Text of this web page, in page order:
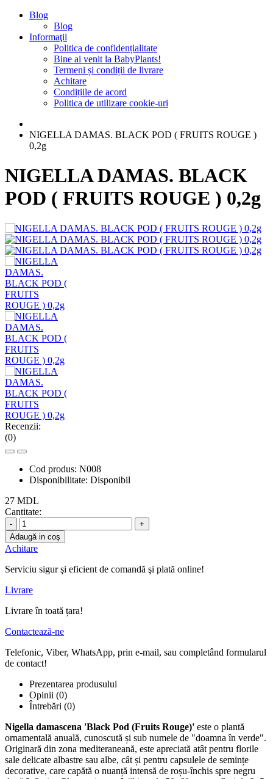
Blog
Blog
Informaţii
Politica de confidențialitate
Bine ai venit la BabyPlants!
Termeni și condiții de livrare
Achitare
Condițiile de acord
Politica de utilizare cookie-uri
NIGELLA DAMAS. BLACK POD ( FRUITS ROUGE )
0,2g
NIGELLA DAMAS. BLACK
POD ( FRUITS ROUGE ) 0,2g
Recenzii:
(0)
Cod produs: N008
Disponibilitate: Disponibil
27 MDL
Cantitate:
-
+
Adaugă in coş
Achitare
Serviciu sigur şi eficient de comandă şi plată online!
Livrare
Livrare în toată țara!
Contactează-ne
Telefonic, Viber, WhatsApp, prin e-mail, sau completând formularul
de contact!
Prezentarea produsului
Opinii (0)
Întrebări (0)
Nigella damascena 'Black Pod (Fruits Rouge)' este o plantă
ornamentală anuală, cunoscută și sub numele de "doamna în verde".
Originară din zona mediteraneană, este apreciată atât pentru florile
sale delicate albastre sau albe, cât și pentru capsulele de semințe
decorative, care capătă o nuanță intensă de roșu-închis spre negru